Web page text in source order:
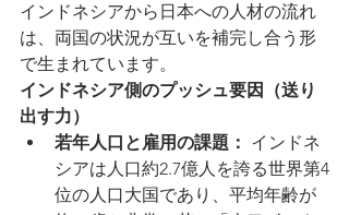
インドネシアから日本への人材の流れ
は、両国の状況が互いを補完し合う形
で生まれています。
インドネシア側のプッシュ要因（送り
出す力）
若年人口と雇用の課題： インドネ
シアは人口約2.7億人を誇る世界第4
位の人口大国であり、平均年齢が